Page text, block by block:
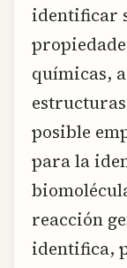
identificar
químicas,
posible
para la
reacción
identifica,